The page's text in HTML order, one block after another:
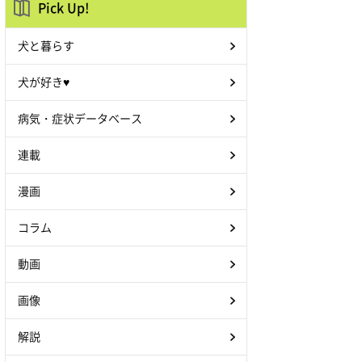
Pick Up!
犬と暮らす
犬が好き♥
病気・症状データベース
連載
漫画
コラム
動画
画像
解説